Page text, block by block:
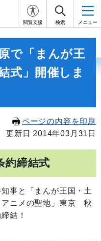
閲覧支援 検索 メニュー
で「まんが王
式」開催しま
ページの内容を印刷
更新日 2014年03月31日
約締結式
事と「まんが王国・土
アニメの聖地」東京 秋
結！